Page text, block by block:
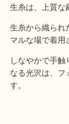
生糸は、上質な
生糸から織られ
マルな場で着用
しなやかで手
なる光沢は、フ
す。